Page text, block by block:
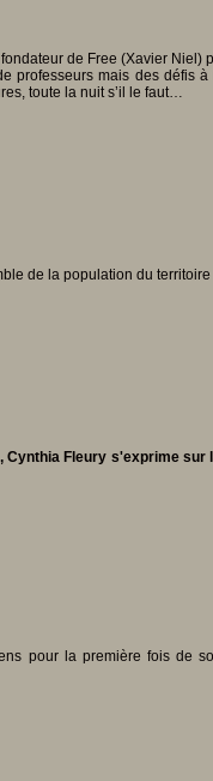
de Free (Xavier Niel)
mais des défis
toute la nuit s’il le faut…
de la population du
Fleury s'exprime
pour la première fois de